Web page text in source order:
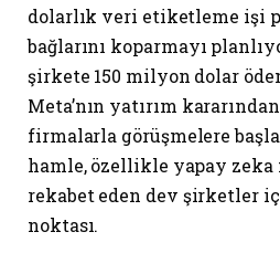
dolarlık veri etiketleme işi
bağlarını koparmayı
şirkete 150 milyon dolar
Meta’nın yatırım
firmalarla görüşmelere
hamle, özellikle yapay
rekabet eden dev şirketler
noktası.